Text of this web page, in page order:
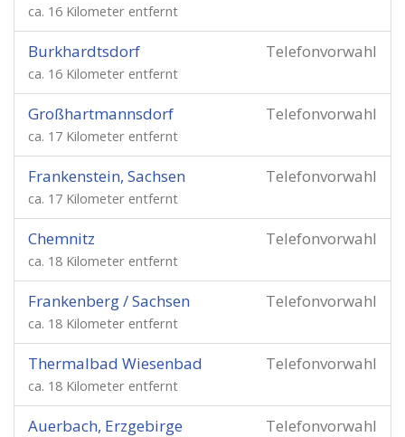
ca. 16 Kilometer entfernt
Telefonvorwahl
Burkhardtsdorf
ca. 16 Kilometer entfernt
Telefonvorwahl
Großhartmannsdorf
ca. 17 Kilometer entfernt
Telefonvorwahl
Frankenstein, Sachsen
ca. 17 Kilometer entfernt
Telefonvorwahl
Chemnitz
ca. 18 Kilometer entfernt
Telefonvorwahl
Frankenberg / Sachsen
ca. 18 Kilometer entfernt
Telefonvorwahl
Thermalbad Wiesenbad
ca. 18 Kilometer entfernt
Telefonvorwahl
Auerbach, Erzgebirge